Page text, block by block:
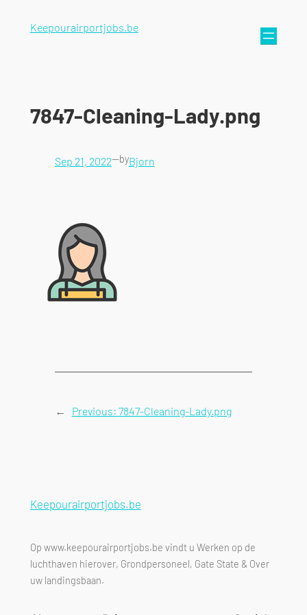
Keepourairportjobs.be
7847-Cleaning-Lady.png
Sep 21, 2022—byBjorn
← Previous: 7847-Cleaning-Lady.png
Keepourairportjobs.be
Op www.keepourairportjobs.be vindt u Werken op de
luchthaven hierover, Grondpersoneel, Gate State & Over
uw landingsbaan.